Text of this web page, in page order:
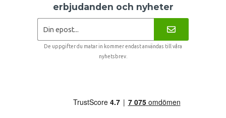
erbjudanden och nyheter
De uppgifter du matar in kommer endast användas till våra
nyhetsbrev.